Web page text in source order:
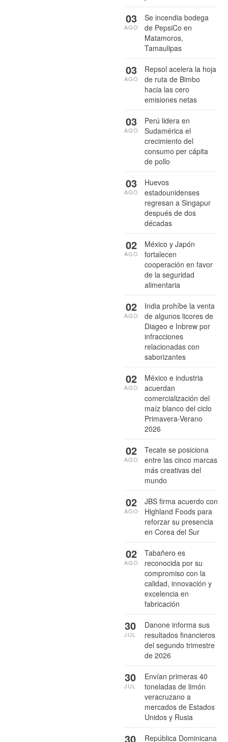
Se incendia bodega
de PepsiCo en
Matamoros,
Tamaulipas
03
AGO
Repsol acelera la hoja
de ruta de Bimbo
hacia las cero
emisiones netas
03
AGO
Perú lidera en
Sudamérica el
crecimiento del
consumo per cápita
de pollo
03
AGO
Huevos
estadounidenses
regresan a Singapur
después de dos
décadas
03
AGO
México y Japón
fortalecen
cooperación en favor
de la seguridad
alimentaria
02
AGO
India prohíbe la venta
de algunos licores de
Diageo e Inbrew por
infracciones
relacionadas con
saborizantes
02
AGO
México e industria
acuerdan
comercialización del
maíz blanco del ciclo
Primavera-Verano
2026
02
AGO
Tecate se posiciona
entre las cinco marcas
más creativas del
mundo
02
AGO
JBS firma acuerdo con
Highland Foods para
reforzar su presencia
en Corea del Sur
02
AGO
Tabañero es
reconocida por su
compromiso con la
calidad, innovación y
excelencia en
fabricación
02
AGO
Danone informa sus
resultados financieros
del segundo trimestre
de 2026
30
JUL
Envían primeras 40
toneladas de limón
veracruzano a
mercados de Estados
Unidos y Rusia
30
JUL
República Dominicana
30